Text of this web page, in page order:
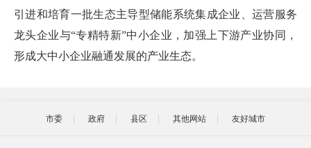
引进和培育一批生态主导型储能系统集成企业、运营服务
龙头企业与“专精特新”中小企业，加强上下游产业协同，
形成大中小企业融通发展的产业生态。
市委 政府 县区 其他网站 友好城市